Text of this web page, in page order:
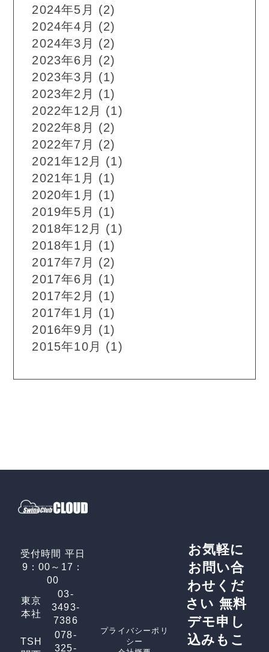
2024年5月
(2)
2024年4月
(2)
2024年3月
(2)
2023年6月
(2)
2023年3月
(1)
2023年2月
(1)
2022年12月
(1)
2022年8月
(2)
2022年7月
(2)
2021年12月
(1)
2021年1月
(1)
2020年1月
(1)
2019年5月
(1)
2018年12月
(1)
2018年1月
(1)
2017年7月
(2)
2017年6月
(1)
2017年2月
(1)
2017年1月
(1)
2016年9月
(1)
2015年10月
(1)
受付時間 平日
9：00～17：
00
東京
本社
03-
3493-
7386
TSH
078-
325-
プライバシーポリ
シー
お気軽に
お問い合
わせくだ
さい 無料
デモ申し
込みもこ